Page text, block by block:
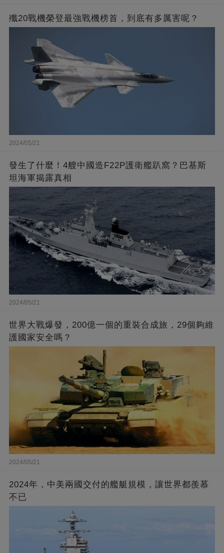
殲20戰機榮登最強戰機榜首，到底有多厲害呢？
2024/05/21
發生了什麼！4艘中國造F22P護衛艦趴窩？巴基斯
坦海軍揭露真相
2024/05/21
世界大戰爆發，200億一個的重裝合成旅，29個夠維
護國家安全嗎？
2024/05/21
2024年，中美兩國交付的艦艇規模，讓世界都羨慕
不已